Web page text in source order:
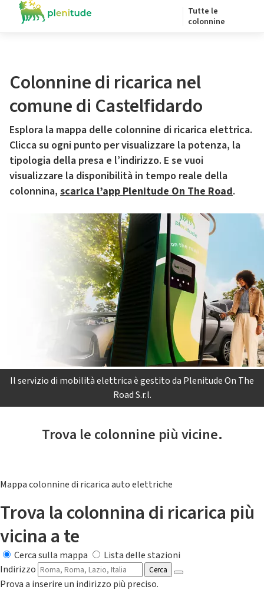
Tutte le
colonnine
Colonnine di ricarica nel
comune di Castelfidardo
Esplora la mappa delle colonnine di ricarica elettrica.
Clicca su ogni punto per visualizzare la potenza, la
tipologia della presa e l’indirizzo. E se vuoi
visualizzare la disponibilità in tempo reale della
colonnina, scarica l’app Plenitude On The Road.
Il servizio di mobilità elettrica è gestito da Plenitude On The
Road S.r.l.
Trova le colonnine più vicine.
Mappa colonnine di ricarica auto elettriche
Trova la colonnina di ricarica più
vicina a te
Cerca sulla mappa
Lista delle stazioni
Indirizzo
Cerca
Prova a inserire un indirizzo più preciso.